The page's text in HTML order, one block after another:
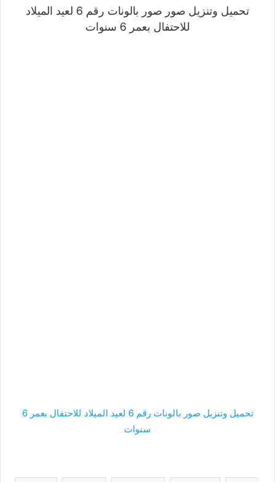
تحميل وتنزيل صور صور بالونات رقم 6 لعيد الميلاد
للاحتفال بعمر 6 سنوات
تحميل وتنزيل صور بالونات رقم 6 لعيد الميلاد للاحتفال بعمر 6
سنوات